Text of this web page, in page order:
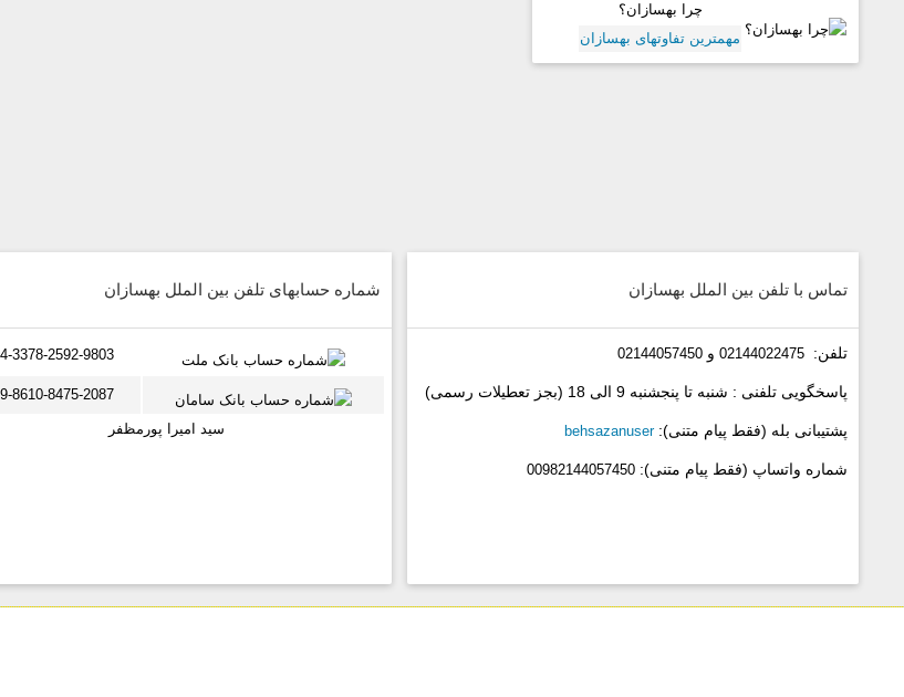
چرا بهسازان؟
مهمترین تفاوتهای بهسازان
تماس با تلفن بین الملل بهسازان
تلفن: 02144022475و 02144057450
پاسخگویی تلفنی : شنبه تا پنجشنبه 9 الی 18 (بجز تعطیلات رسمی)
پشتیبانی بله (فقط پیام متنی):behsazanuser
شماره واتساپ (فقط پیام متنی): 00982144057450
شماره حسابهای تلفن بین الملل بهسازان
3378-2592-9803
8610-8475-2087
سید امیرا پورمظفر